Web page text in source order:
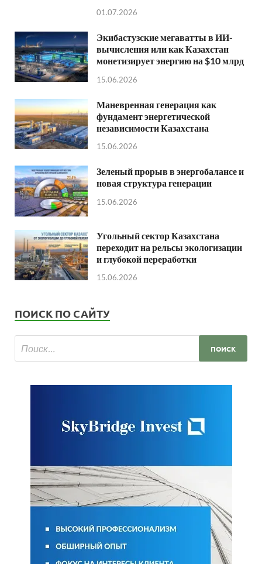
01.07.2026
Экибастузские мегаватты в ИИ-
вычисления или как Казахстан
монетизирует энергию на $10 млрд
15.06.2026
Маневренная генерация как
фундамент энергетической
независимости Казахстана
15.06.2026
Зеленый прорыв в энергобалансе и
новая структура генерации
15.06.2026
Угольный сектор Казахстана
переходит на рельсы экологизации
и глубокой переработки
15.06.2026
ПОИСК ПО САЙТУ